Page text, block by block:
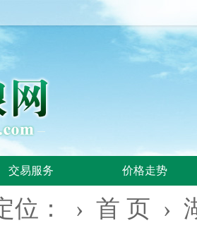
交易服务 价格走势
位： › 首 页 ›